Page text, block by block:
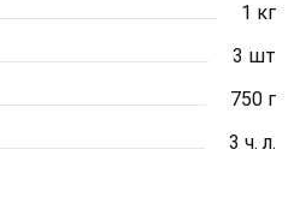
1 кг
3 шт
750 г
3 ч. л.